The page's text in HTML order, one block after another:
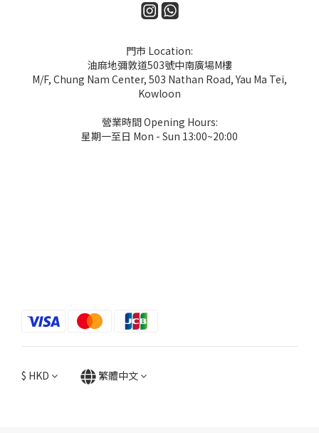
門市 Location:
油麻地彌敦道503號中南廣場M樓
M/F, Chung Nam Center, 503 Nathan Road, Yau Ma Tei,
Kowloon
營業時間 Opening Hours:
星期一至日 Mon - Sun 13:00~20:00
$ HKD 繁體中文